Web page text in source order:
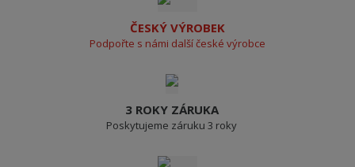
ČESKÝ VÝROBEK
Podpořte s námi další české výrobce
3 ROKY ZÁRUKA
Poskytujeme záruku 3 roky